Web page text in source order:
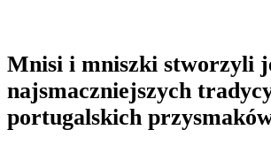
Mnisi i mniszki stworzyli
najsmaczniejszych
portugalskich